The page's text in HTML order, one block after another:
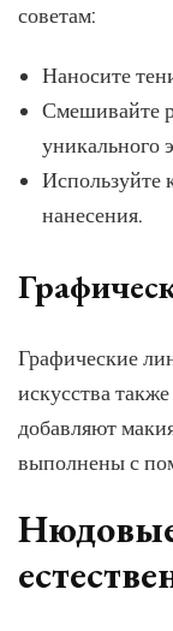
советам:
Наносите
Смешивайте
уникального
Используйте
нанесения.
Графические
искусства
добавляют
выполнены с